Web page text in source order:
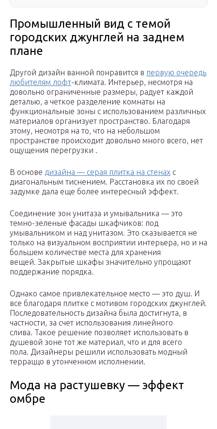
Промышленный вид с темой
городских джунглей на заднем
плане
Другой дизайн ванной понравится в первую очередь
любителям лофт-климата. Интерьер, несмотря на
довольно ограниченные размеры, радует каждой
деталью, а четкое разделение комнаты на
функциональные зоны с использованием различных
материалов организует пространство. Благодаря
этому, несмотря на то, что на небольшом
пространстве происходит довольно много всего, нет
ощущения перегрузки .
В основе дизайна — серая плитка на стенах с
диагональным тиснением. Расстановка их по своей
задумке дала еще более интересный эффект.
Соединение зон унитаза и умывальника — это
темно-зеленые фасады шкафчиков: под
умывальником и над унитазом. Это сказывается не
только на визуальном восприятии интерьера, но и на
большем количестве места для хранения
вещей. Закрытые шкафы значительно упрощают
поддержание порядка.
Однако самое привлекательное место — это душ. И
все благодаря плитке с мотивом городских джунглей.
Последовательность дизайна была достигнута, в
частности, за счет использования линейного
слива. Такое решение позволяет использовать в
душевой зоне тот же материал, что и для всего
пола. Дизайнеры решили использовать модный
терраццо в утонченном исполнении.
Мода на растушевку — эффект
омбре